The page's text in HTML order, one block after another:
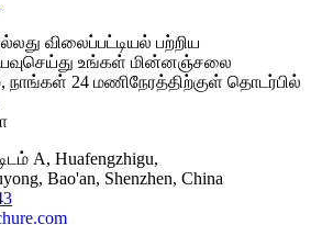
விலைப்பட்டியல் பற்றிய
உங்கள் மின்னஞ்சலை
நாங்கள் 24 மணிநேரத்திற்குள் தொடர்பில்
A, Huafengzhigu,
Bao'an, Shenzhen, China